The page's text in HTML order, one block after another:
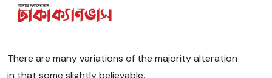
There are many variations of the majority alteration
in that some slightly believable.